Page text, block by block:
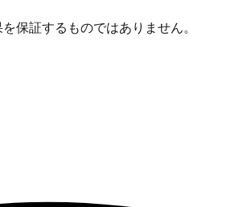
保証するものではありません。